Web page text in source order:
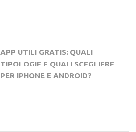
APP UTILI GRATIS: QUALI
TIPOLOGIE E QUALI SCEGLIERE
PER IPHONE E ANDROID?